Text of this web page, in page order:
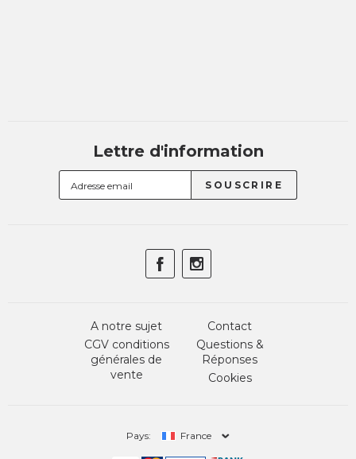
Lettre d'information
A notre sujet
CGV conditions
générales de
vente
Contact
Questions &
Réponses
Cookies
Pays: France